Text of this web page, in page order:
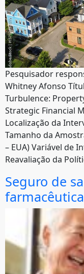
Pesquisador
Whitney Afonso
Turbulence:
Strategic Financial
Localização da
Tamanho da
– EUA) Variável de
Reavaliação da
Seguro de